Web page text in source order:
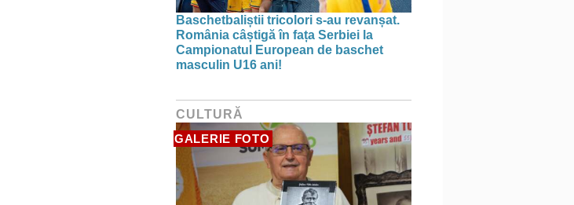
Baschetbaliștii tricolori s-au revanșat.
România câștigă în fața Serbiei la
Campionatul European de baschet
masculin U16 ani!
CULTURĂ
GALERIE FOTO